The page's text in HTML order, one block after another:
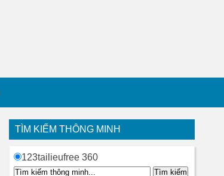
TÌM KIẾM THÔNG MINH
123tailieufree 360